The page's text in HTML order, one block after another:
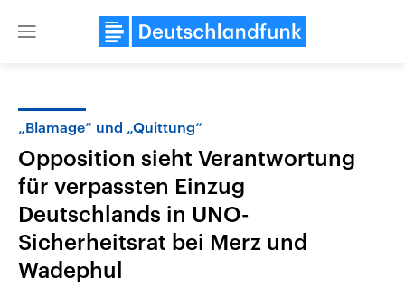
Close
„Blamage“ und „Quittung“
Opposition sieht Verantwortung
für verpassten Einzug
Deutschlands in UNO-
Sicherheitsrat bei Merz und
Wadephul